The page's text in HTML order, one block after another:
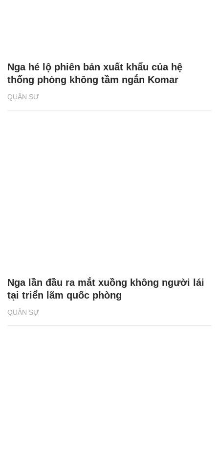
QUÂN SỰ
Nga hé lộ phiên bản xuất khẩu của hệ
thống phòng không tầm ngắn Komar
QUÂN SỰ
Nga lần đầu ra mắt xuồng không người lái
tại triển lãm quốc phòng